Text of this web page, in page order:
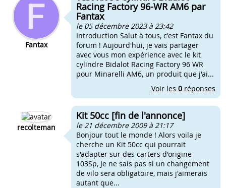
Fantax
Racing Factory 96-WR AM6 par
Fantax
le 05 décembre 2023 à 23:42
Introduction Salut à tous, c'est Fantax du
forum ! Aujourd'hui, je vais partager
avec vous mon expérience avec le kit
cylindre Bidalot Racing Factory 96 WR
pour Minarelli AM6, un produit que j'ai...
Voir les 0 réponses
recolteman
Kit 50cc [fin de l'annonce]
le 21 décembre 2009 à 21:17
Bonjour tout le monde ! Alors voila je
cherche un Kit 50cc qui pourrait
s'adapter sur des carters d'origine
103Sp, Je ne sais pas si un changement
de vilo sera obligatoire, mais j'aimerais
autant que...